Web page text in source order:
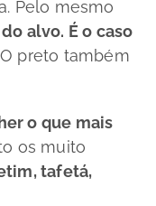
Pelo mesmo
alvo. É o caso
O preto também
o que mais
os muito
tafetá,